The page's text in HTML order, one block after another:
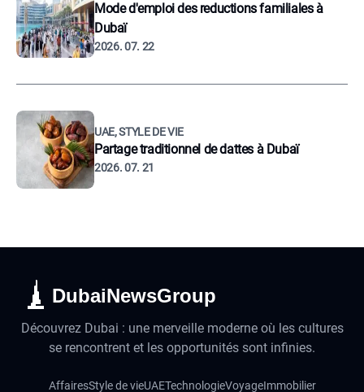
Mode d'emploi des reductions familiales à
Dubaï
2026. 07. 22
UAE, STYLE DE VIE
Partage traditionnel de dattes à Dubaï
2026. 07. 21
DubaiNewsGroup
Découvrez Dubai : une merveille moderne où les cultures
se rencontrent et les opportunités sont infinies.
AffairesStyle de vieUAETechnologieVoyageImmobilier